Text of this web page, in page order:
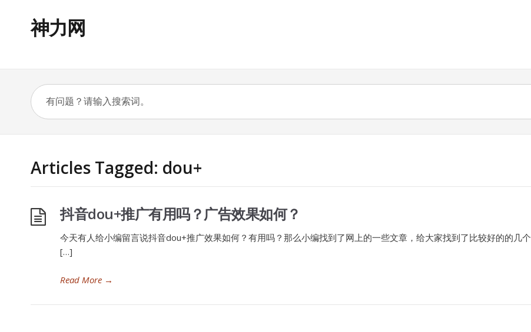
神力网
Articles Tagged: dou+
抖音dou+推广有用吗？广告效果如何？
今天有人给小编留言说抖音dou+推广效果如何？有用吗？那么小编找到了网上的一些文章，给大家找到了比较好的的几个
[…]
Read More →